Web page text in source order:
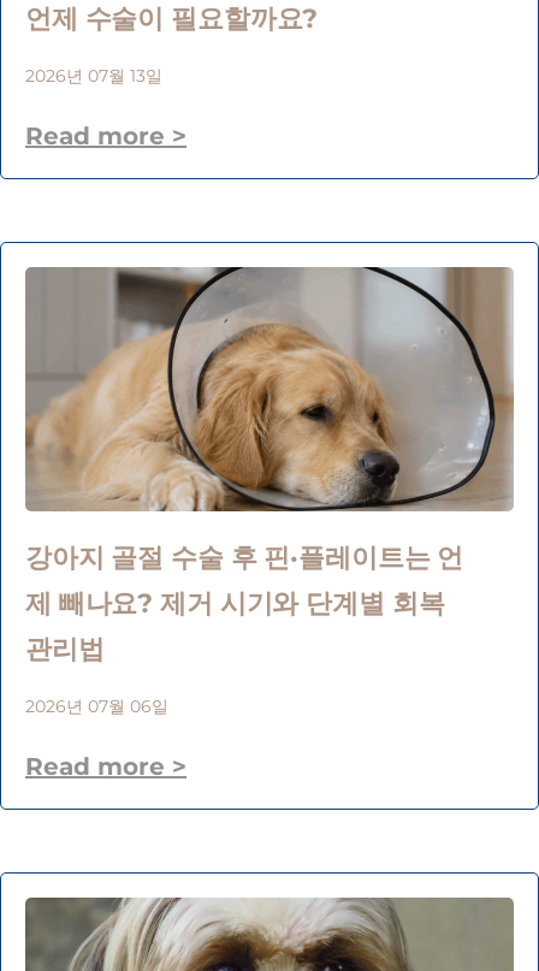
언제 수술이 필요할까요?
2026년 07월 13일
Read more >
강아지 골절 수술 후 핀·플레이트는 언
제 빼나요? 제거 시기와 단계별 회복
관리법
2026년 07월 06일
Read more >